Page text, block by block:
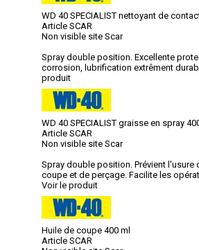
WD 40 SPECIALIST nettoyant de
Article SCAR
Non visible site Scar
Spray double position. Excellente
corrosion, lubrification extrêment
produit
WD 40 SPECIALIST graisse en spray
Article SCAR
Non visible site Scar
Spray double position. Prévient l'usure
coupe et de perçage. Facilite les
Voir le produit
Huile de coupe 400 ml
Article SCAR